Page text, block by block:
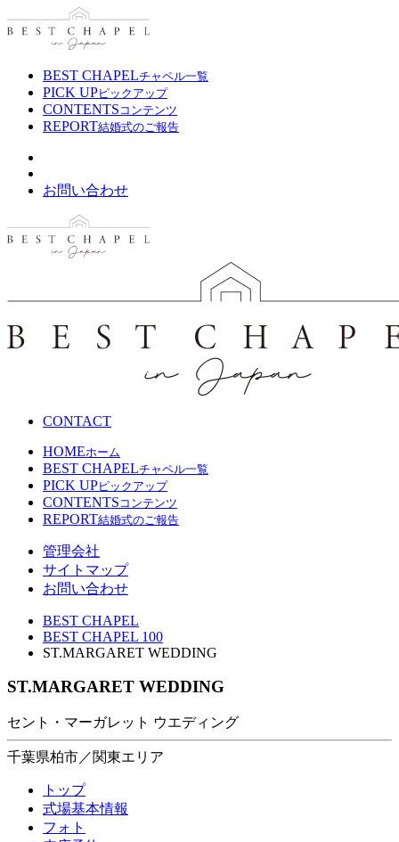
BEST CHAPELチャペル一覧
PICK UPピックアップ
CONTENTS コンテンツ
REPORT結婚式のご報告
お問い合わせ
CONTACT
HOMEホーム
BEST CHAPELチャペル一覧
PICK UPピックアップ
CONTENTS コンテンツ
REPORT結婚式のご報告
管理会社
サイトマップ
お問い合わせ
BEST CHAPEL
BEST CHAPEL 100
ST.MARGARET WEDDING
ST.MARGARET WEDDING
セント・マーガレット ウエディング
千葉県柏市／関東エリア
トップ
式場基本情報
フォト